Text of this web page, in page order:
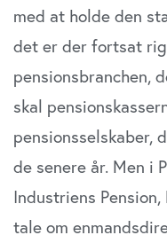
med at holde den
det er der fortsat
pensionsbranchen,
skal
pensionsselskaber,
de senere år. Men i
Industriens
tale om